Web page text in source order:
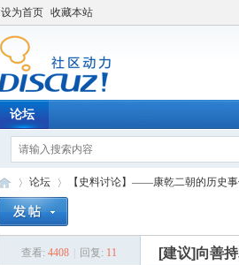
设为首页 收藏本站
论坛
论坛
›
【史料讨论】——康乾二朝的历史
查看: 4408 回复: 11 [建议]向善